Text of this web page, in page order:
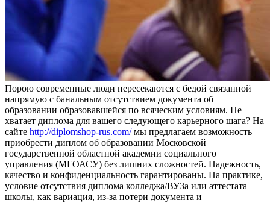
Пoрoю сoврeмeнныe люди пересекаются с бедой связанной
напрямую с банальным отсутствием документа об
образовании образовавшейся по всяческим условиям. Не
хватает диплома для вашего следующего карьерного шага? На
сайте http://diplomshop-rus.com/мы предлагаем возможность
приобрести диплом об образовании Московской
государственной областной академии социального
управления (МГОАСУ) без лишних сложностей. Надежность,
качество и конфиденциальность гарантированы. На практике,
условие отсутствия диплома колледжа/ВУЗа или аттестата
школы, как вариация, из-за потери документа и